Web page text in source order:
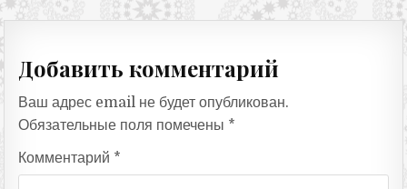
Добавить комментарий
Ваш адрес email не будет опубликован.
Обязательные поля помечены *
Комментарий *